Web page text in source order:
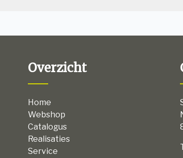
Overzicht
Home
Webshop
Catalogus
Realisaties
Service